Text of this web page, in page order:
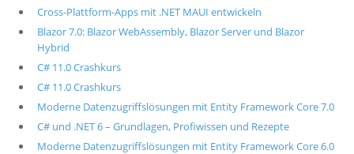
Cross-Plattform-Apps mit .NET MAUI entwickeln
Blazor 7.0: Blazor WebAssembly, Blazor Server und Blazor
Hybrid
C# 11.0 Crashkurs
C# 11.0 Crashkurs
Moderne Datenzugriffslösungen mit Entity Framework Core 7.0
C# und .NET 6 – Grundlagen, Profiwissen und Rezepte
Moderne Datenzugriffslösungen mit Entity Framework Core 6.0